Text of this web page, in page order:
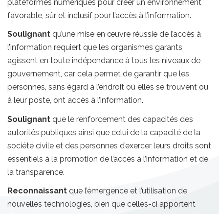
plateformes numériques pour créer un environnement
favorable, sûr et inclusif pour l’accès à l’information.
Soulignant qu’une mise en œuvre réussie de l’accès à
l’information requiert que les organismes garants
agissent en toute indépendance à tous les niveaux de
gouvernement, car cela permet de garantir que les
personnes, sans égard à l’endroit où elles se trouvent ou
à leur poste, ont accès à l’information.
Soulignant que le renforcement des capacités des
autorités publiques ainsi que celui de la capacité de la
société civile et des personnes d’exercer leurs droits sont
essentiels à la promotion de l’accès à l’information et de
la transparence.
Reconnaissant que l’émergence et l’utilisation de
nouvelles technologies, bien que celles-ci apportent